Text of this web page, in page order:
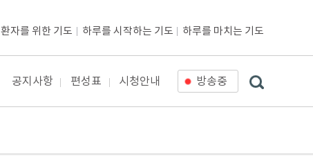
환자를 위한 기도 하루를 시작하는 기도 하루를 마치는 기도
공지사항 편성표 시청안내 방송중